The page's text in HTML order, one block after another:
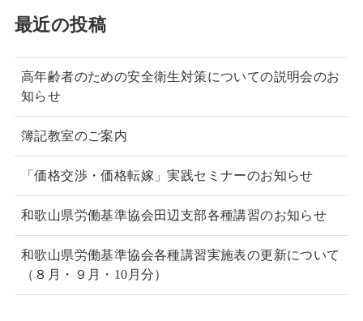
最近の投稿
高年齢者のための安全衛生対策についての説明会のお
知らせ
簿記教室のご案内
「価格交渉・価格転嫁」実践セミナーのお知らせ
和歌山県労働基準協会田辺支部各種講習のお知らせ
和歌山県労働基準協会各種講習実施表の更新について
（８月・９月・10月分）